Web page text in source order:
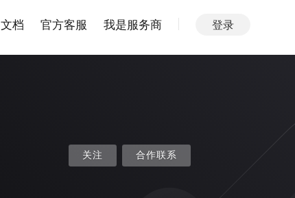
文档 官方客服 我是服务商 登录
关注 合作联系